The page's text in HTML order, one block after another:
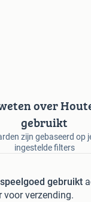
over
gebruikt
zijn gebaseerd op
ingestelde filters
gebruikt
voor verzending.